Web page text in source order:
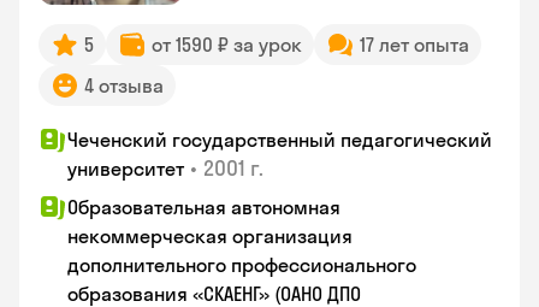
5 от 1590 ₽ за урок
17 лет опыта
4 отзыва
Чеченский государственный педагогический
университет • 2001 г.
Образовательная автономная
некоммерческая организация
дополнительного профессионального
образования «СКАЕНГ» (ОАНО ДПО